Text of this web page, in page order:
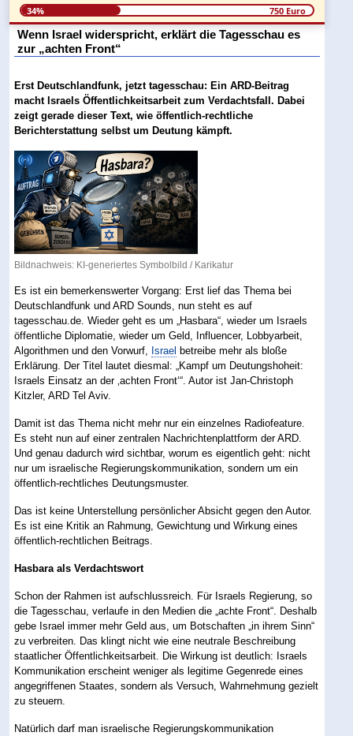
34% 750 Euro
Wenn Israel widerspricht, erklärt die Tagesschau es
zur „achten Front“
Erst Deutschlandfunk, jetzt tagesschau: Ein ARD-Beitrag
macht Israels Öffentlichkeitsarbeit zum Verdachtsfall. Dabei
zeigt gerade dieser Text, wie öffentlich-rechtliche
Berichterstattung selbst um Deutung kämpft.
Bildnachweis: KI-generiertes Symbolbild / Karikatur
Es ist ein bemerkenswerter Vorgang: Erst lief das Thema bei
Deutschlandfunk und ARD Sounds, nun steht es auf
tagesschau.de. Wieder geht es um „Hasbara“, wieder um Israels
öffentliche Diplomatie, wieder um Geld, Influencer, Lobbyarbeit,
Algorithmen und den Vorwurf,
Israel betreibe mehr als bloße
Erklärung. Der Titel lautet diesmal: „Kampf um Deutungshoheit:
Israels Einsatz an der ‚achten Front‘“. Autor ist Jan-Christoph
Kitzler, ARD Tel Aviv.
Damit ist das Thema nicht mehr nur ein einzelnes Radiofeature.
Es steht nun auf einer zentralen Nachrichtenplattform der ARD.
Und genau dadurch wird sichtbar, worum es eigentlich geht: nicht
nur um israelische Regierungskommunikation, sondern um ein
öffentlich-rechtliches Deutungsmuster.
Das ist keine Unterstellung persönlicher Absicht gegen den Autor.
Es ist eine Kritik an Rahmung, Gewichtung und Wirkung eines
öffentlich-rechtlichen Beitrags.
Hasbara als Verdachtswort
Schon der Rahmen ist aufschlussreich. Für Israels Regierung, so
die Tagesschau, verlaufe in den Medien die „achte Front“. Deshalb
gebe Israel immer mehr Geld aus, um Botschaften „in ihrem Sinn“
zu verbreiten. Das klingt nicht wie eine neutrale Beschreibung
staatlicher Öffentlichkeitsarbeit. Die Wirkung ist deutlich: Israels
Kommunikation erscheint weniger als legitime Gegenrede eines
angegriffenen Staates, sondern als Versuch, Wahrnehmung gezielt
zu steuern.
Natürlich darf man israelische Regierungskommunikation